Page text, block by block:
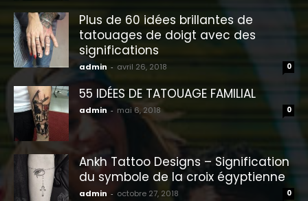
Plus de 60 idées brillantes de
tatouages ​​de doigt avec des
significations
admin - avril 26, 2018 0
55 IDÉES DE TATOUAGE FAMILIAL
admin - mai 6, 2018 0
Ankh Tattoo Designs – Signification
du symbole de la croix égyptienne
admin - octobre 27, 2018 0